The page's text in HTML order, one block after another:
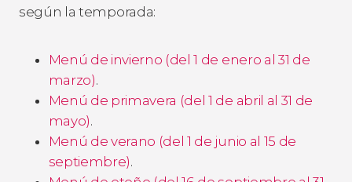
según la temporada:
Menú de invierno (del 1 de enero al 31 de
marzo).
Menú de primavera (del 1 de abril al 31 de
mayo).
Menú de verano (del 1 de junio al 15 de
septiembre).